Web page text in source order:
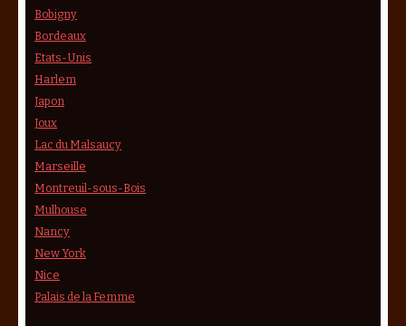
Bobigny
Bordeaux
Etats-Unis
Harlem
Japon
Joux
Lac du Malsaucy
Marseille
Montreuil-sous-Bois
Mulhouse
Nancy
New York
Nice
Palais de la Femme